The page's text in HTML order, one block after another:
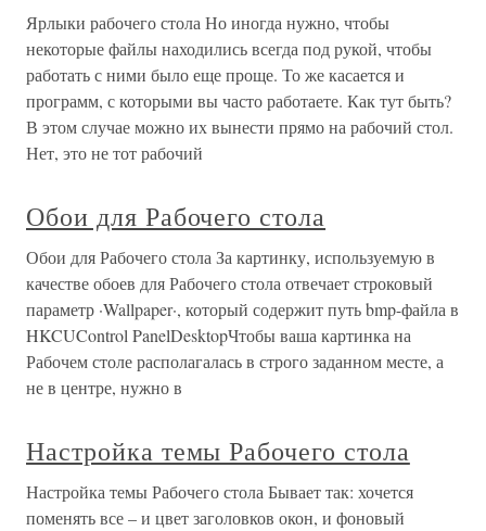
Ярлыки рабочего стола Но иногда нужно, чтобы
некоторые файлы находились всегда под рукой, чтобы
работать с ними было еще проще. То же касается и
программ, с которыми вы часто работаете. Как тут быть?
В этом случае можно их вынести прямо на рабочий стол.
Нет, это не тот рабочий
Обои для Рабочего стола
Обои для Рабочего стола За картинку, используемую в
качестве обоев для Рабочего стола отвечает строковый
параметр ·Wallpaper·, который содержит путь bmp-файла в
HKCUControl PanelDesktopЧтобы ваша картинка на
Рабочем столе располагалась в строго заданном месте, а
не в центре, нужно в
Настройка темы Рабочего стола
Настройка темы Рабочего стола Бывает так: хочется
поменять все – и цвет заголовков окон, и фоновый